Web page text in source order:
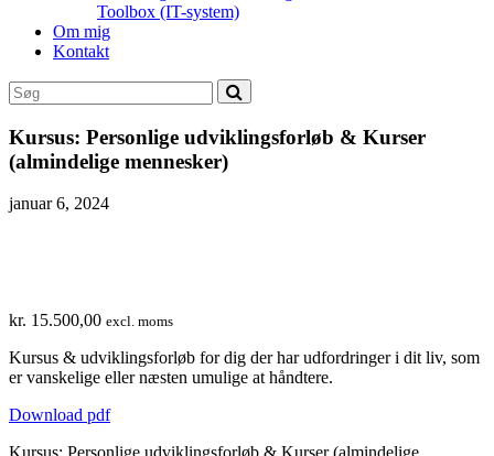
Toolbox (IT-system)
Om mig
Kontakt
Kursus: Personlige udviklingsforløb & Kurser
(almindelige mennesker)
januar 6, 2024
kr. 15.500,00 excl. moms
Kursus & udviklingsforløb for dig der har udfordringer i dit liv, som
er vanskelige eller næsten umulige at håndtere.
Download pdf